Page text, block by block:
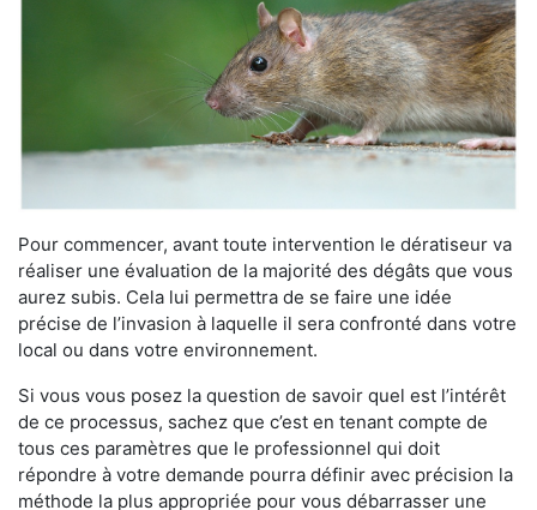
Pour commencer, avant toute intervention le dératiseur va
réaliser une évaluation de la majorité des dégâts que vous
aurez subis. Cela lui permettra de se faire une idée
précise de l’invasion à laquelle il sera confronté dans votre
local ou dans votre environnement.
Si vous vous posez la question de savoir quel est l’intérêt
de ce processus, sachez que c’est en tenant compte de
tous ces paramètres que le professionnel qui doit
répondre à votre demande pourra définir avec précision la
méthode la plus appropriée pour vous débarrasser une